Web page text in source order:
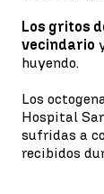
Los gritos
vecindario
huyendo.
Los
Hospital
sufridas a
recibidos